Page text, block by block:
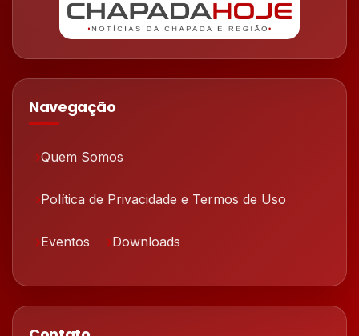
Navegação
Quem Somos
Política de Privacidade e Termos de Uso
Eventos Downloads